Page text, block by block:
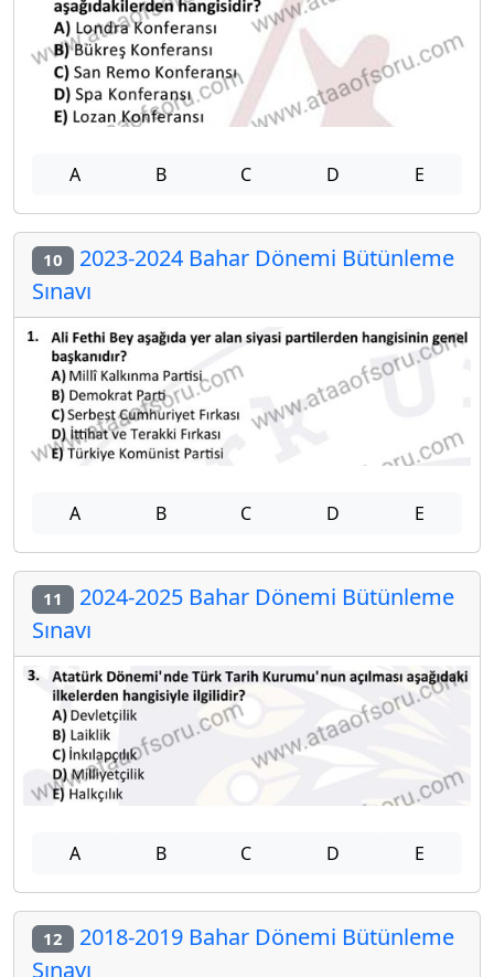
A B C D E
10 2023-2024 Bahar Dönemi Bütünleme
Sınavı
A B C D E
11 2024-2025 Bahar Dönemi Bütünleme
Sınavı
A B C D E
12 2018-2019 Bahar Dönemi Bütünleme
Sınavı